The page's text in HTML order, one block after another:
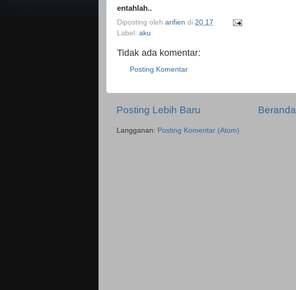
entahlah..
Diposting oleh arifien di 20.17
Label: aku
Tidak ada komentar:
Posting Komentar
Posting Lebih Baru Beranda
Langganan: Posting Komentar (Atom)